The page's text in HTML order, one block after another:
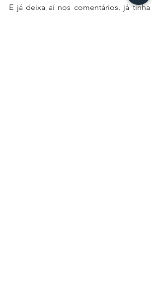
E já deixa aí nos comentários, já tinha